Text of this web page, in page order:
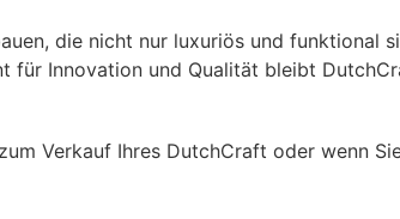
die nicht nur luxuriös und funktional
für Innovation und Qualität bleibt
Verkauf Ihres DutchCraft oder wenn